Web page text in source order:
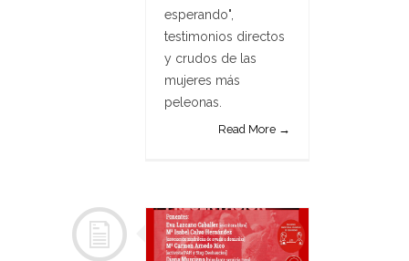
esperando",
testimonios directos
y crudos de las
mujeres más
peleonas.
Read More →